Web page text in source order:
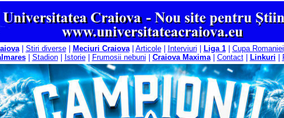
| Stiri diverse| Meciuri Craiova| Articole| Interviuri Liga 1| Cupa Romaniei
| Stadion| Istorie| Frumosii nebuni Craiova Maxima| Contact| Linkuri